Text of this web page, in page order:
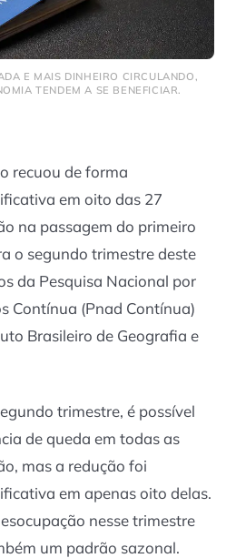
E MAIS DINHEIRO CIRCULANDO,
TENDEM A SE BENEFICIAR.
recuou de forma
em oito das 27
na passagem do primeiro
o segundo trimestre deste
da Pesquisa Nacional por
Contínua (Pnad Contínua)
Brasileiro de Geografia e
trimestre, é possível
de queda em todas as
mas a redução foi
em apenas oito delas.
nesse trimestre
um padrão sazonal.